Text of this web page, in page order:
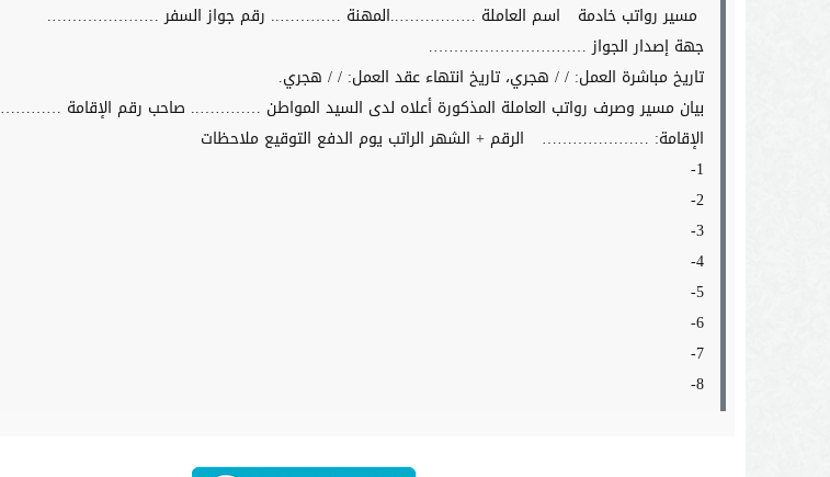
مسير رواتب خادمة
اسم العاملة ……………..المهنة ………….. رقم جواز السفر ………………….
جهة إصدار الجواز ………………………….
تاريخ مباشرة العمل: / / هجري، تاريخ انتهاء عقد العمل: / / هجري.
بيان مسير وصرف رواتب العاملة المذكورة أعلاه لدى السيد المواطن ………….. صاحب رقم الإقامة
الإقامة: …………………
الرقم + الشهر الراتب يوم الدفع التوقيع ملاحظات
1-
2-
3-
4-
5-
6-
7-
8-